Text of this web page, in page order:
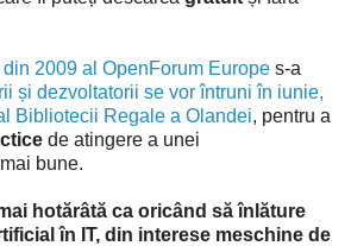
2009 al OpenForum Europe s-a
și dezvoltatorii se vor întruni în iunie,
Bibliotecii Regale a Olandei, pentru a
de atingere a unei
bune.
hotărâtă ca oricând să înlăture
în IT, din interese meschine de